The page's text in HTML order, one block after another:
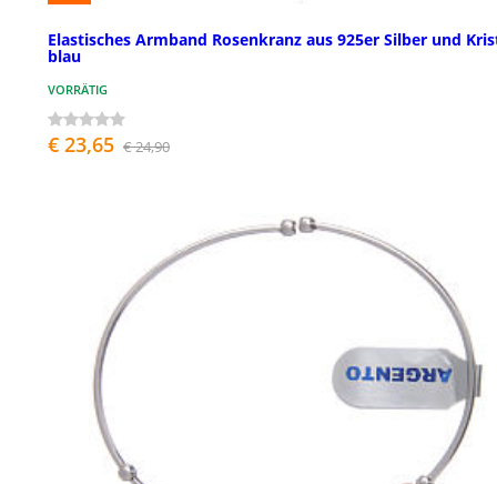
Elastisches Armband Rosenkranz aus 925er Silber und
blau
VORRÄTIG
€ 23,65 € 24,90